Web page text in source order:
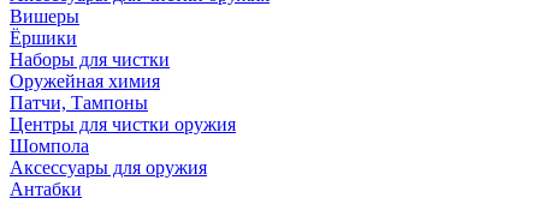
Вишеры
Ёршики
Наборы для чистки
Оружейная химия
Патчи, Тампоны
Центры для чистки оружия
Шомпола
Аксессуары для оружия
Антабки